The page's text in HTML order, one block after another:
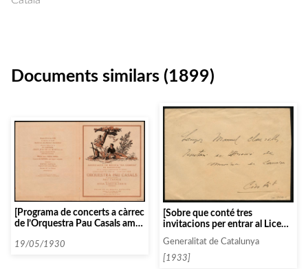
Documents similars (1899)
[Programa de concerts a càrrec
de l’Orquestra Pau Casals amb
Rosa Garcia-Faria]
19/05/1930
[Sobre que conté tres
invitacions per entrar al Liceu,
una d’elles sense utilitzar, i una
nota manuscrita]
Generalitat de Catalunya
[1933]